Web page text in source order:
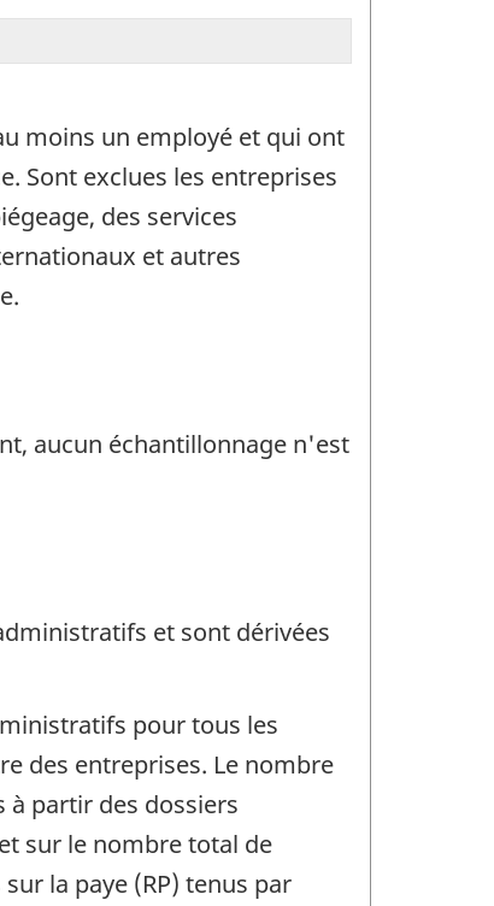
moins un employé et qui ont
Sont exclues les entreprises
des services
et autres
aucun échantillonnage n'est
et sont dérivées
pour tous les
des entreprises. Le nombre
à partir des dossiers
sur le nombre total de
la paye (RP) tenus par